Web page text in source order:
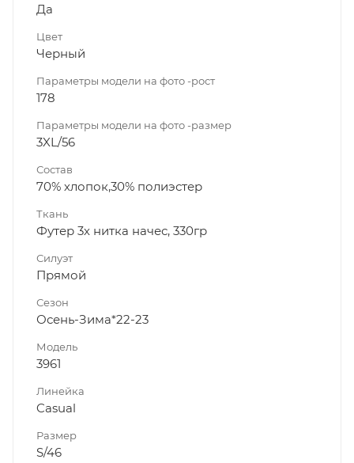
Да
Цвет
Черный
Параметры модели на фото -рост
178
Параметры модели на фото -размер
3XL/56
Состав
70% хлопок,30% полиэстер
Ткань
Футер 3х нитка начес, 330гр
Силуэт
Прямой
Сезон
Осень-Зима*22-23
Модель
3961
Линейка
Casual
Размер
S/46